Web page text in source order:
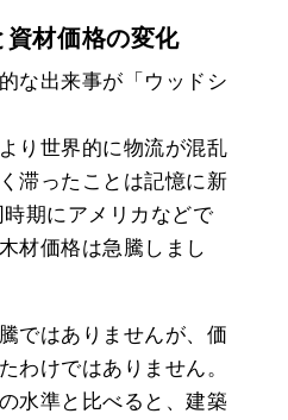
資材価格の変化
な出来事が「ウッドシ
り世界的に物流が混乱
滞ったことは記憶に新
期にアメリカなどで
材価格は急騰しまし
ではありませんが、価
わけではありません。
水準と比べると、建築